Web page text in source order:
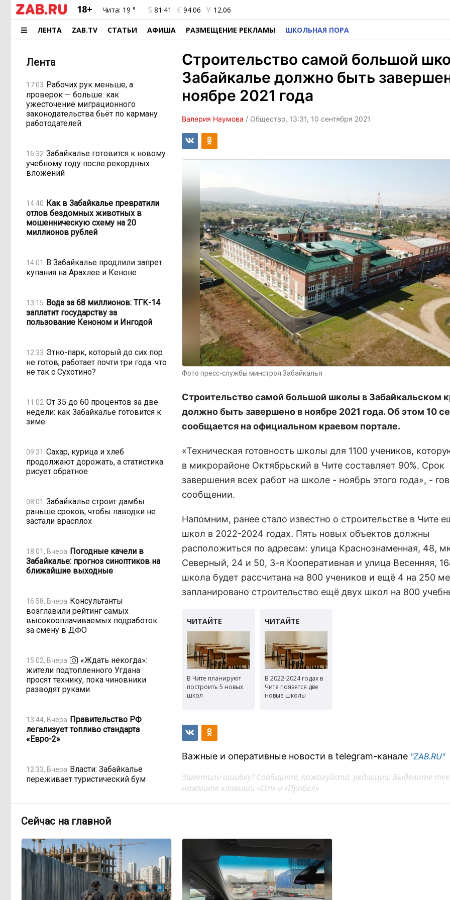
18+ Чита: 19 ° 81.41 94.06 12.06
ЛЕНТА ZAB.TV СТАТЬИ АФИША РАЗМЕЩЕНИЕ РЕКЛАМЫ ШКОЛЬНАЯ ПОРА
Лента
17:03 Рабочих рук меньше, а
проверок — больше: как
ужесточение миграционного
законодательства бьёт по карману
работодателей
16:32 Забайкалье готовится к новому
учебному году после рекордных
вложений
14:40 Как в Забайкалье превратили
отлов бездомных животных в
мошенническую схему на 20
миллионов рублей
14:01 В Забайкалье продлили запрет
купания на Арахлее и Кеноне
13:15 Вода за 68 миллионов: ТГК-14
заплатит государству за
пользование Кеноном и Ингодой
12:33 Этно-парк, который до сих пор
не готов, работает почти три года: что
не так с Сухотино?
11:02 От 35 до 60 процентов за две
недели: как Забайкалье готовится к
зиме
09:31 Сахар, курица и хлеб
продолжают дорожать, а статистика
рисует обратное
08:01 Забайкалье строит дамбы
раньше сроков, чтобы паводки не
застали врасплох
18:01, Вчера Погодные качели в
Забайкалье: прогноз синоптиков на
ближайшие выходные
16:58, Вчера Консультанты
возглавили рейтинг самых
высокооплачиваемых подработок
за смену в ДФО
15:02, Вчера
«Ждать некогда»:
жители подтопленного Угдана
просят технику, пока чиновники
разводят руками
13:44, Вчера Правительство РФ
легализует топливо стандарта
«Евро-2»
12:33, Вчера Власти: Забайкалье
переживает туристический бум
регионов индексация прошла с 1
задержало повышение зарплат
бюджетникам
10:16, Вчера
В Каларском округе
подрядчик и чиновник попали под
уголовные дела
Строительство самой большой
Забайкалье должно быть
ноябре 2021 года
Валерия Наумова / Общество, 13:31, 10 сентября 2021
Фото пресс-службы минстроя Забайкалья
Строительство самой большой школы в Забайкальском
должно быть завершено в ноябре 2021 года. Об этом 10
сообщается на официальном краевом портале.
«Техническая готовность школы для 1100 учеников,
в микрорайоне Октябрьский в Чите составляет 90%. Срок
завершения всех работ на школе - ноябрь этого года», -
сообщении.
Напомним, ранее стало известно о строительстве в Чите
школ в 2022-2024 годах. Пять новых объектов должны
расположиться по адресам: улица Краснознаменная, 48,
Северный, 24 и 50, 3-я Кооперативная и улица Весенняя,
школа будет рассчитана на 800 учеников и ещё 4 на 250
запланировано строительство ещё двух школ на 800
В Чите планируют
построить 5 новых
школ
В 2022-2024 годах в
Чите появятся две
новые школы
Важные и оперативные новости в telegram-канале "ZAB.RU"
Заметили ошибку? Сообщите, пожалуйста, редакции. Выделите
нажмите клавиши «Ctrl» и «Пробел»
Сейчас на главной